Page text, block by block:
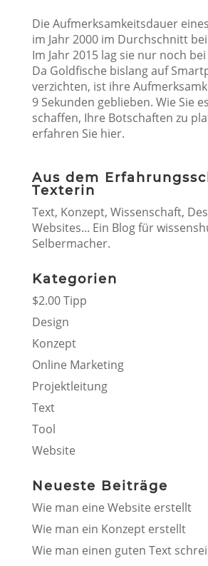
Die Aufmerksamkeitsdauer
im Jahr 2000 im Durchschnitt
Im Jahr 2015 lag sie nur noch
Da Goldfische bislang auf
verzichten, ist ihre
9 Sekunden geblieben. Wie Sie
schaffen, Ihre Botschaften zu
erfahren Sie hier.
Aus dem
Texterin
Text, Konzept, Wissenschaft,
Websites... Ein Blog für
Selbermacher.
Kategorien
$2.00 Tipp
Design
Konzept
Online Marketing
Projektleitung
Text
Tool
Website
Neueste Beiträge
Wie man eine Website erstellt
Wie man ein Konzept erstellt
Wie man einen guten Text